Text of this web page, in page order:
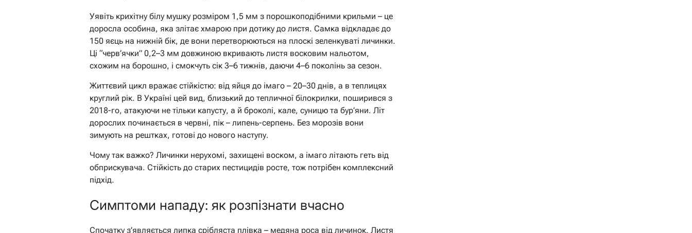
Уявіть крихітну білу мушку розміром 1,5 мм з порошкоподібними крильми – це
доросла особина, яка злітає хмарою при дотику до листя. Самка відкладає до
150 яєць на нижній бік, де вони перетворюються на плоскі зеленкуваті личинки.
Ці “черв’ячки” 0,2–3 мм довжиною вкривають листя восковим нальотом,
схожим на борошно, і смокчуть сік 3–6 тижнів, даючи 4–6 поколінь за сезон.
Життєвий цикл вражає стійкістю: від яйця до імаго – 20–30 днів, а в теплицях
круглий рік. В Україні цей вид, близький до тепличної білокрилки, поширився з
2018-го, атакуючи не тільки капусту, а й броколі, кале, суницю та бур’яни. Літ
дорослих починається в червні, пік – липень-серпень. Без морозів вони
зимують на рештках, готові до нового наступу.
Чому так важко? Личинки нерухомі, захищені воском, а імаго літають геть від
обприскувача. Стійкість до старих пестицидів росте, тож потрібен комплексний
підхід.
Симптоми нападу: як розпізнати вчасно
Спочатку з’являється липка срібляста плівка – медяна роса від личинок. Листя